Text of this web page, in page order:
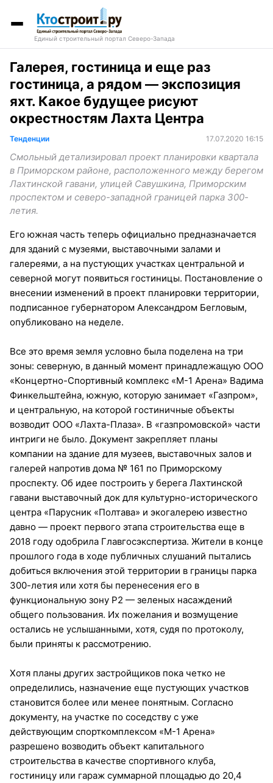
Единый строительный портал Северо-Запада
Галерея, гостиница и еще раз
гостиница, а рядом — экспозиция
яхт. Какое будущее рисуют
окрестностям Лахта Центра
Тенденции 17.07.2020 16:15
Смольный детализировал проект планировки квартала
в Приморском районе, расположенного между берегом
Лахтинской гавани, улицей Савушкина, Приморским
проспектом и северо-западной границей парка 300-
летия.
Его южная часть теперь официально предназначается
для зданий с музеями, выставочными залами и
галереями, а на пустующих участках центральной и
северной могут появиться гостиницы. Постановление о
внесении изменений в проект планировки территории,
подписанное губернатором Александром Бегловым,
опубликовано на неделе.
Все это время земля условно была поделена на три
зоны: северную, в данный момент принадлежащую ООО
«Концертно-Спортивный комплекс «М-1 Арена» Вадима
Финкельштейна, южную, которую занимает «Газпром»,
и центральную, на которой гостиничные объекты
возводит ООО «Лахта-Плаза». В «газпромовской» части
интриги не было. Документ закрепляет планы
компании на здание для музеев, выставочных залов и
галерей напротив дома № 161 по Приморскому
проспекту. Об идее построить у берега Лахтинской
гавани выставочный док для культурно-исторического
центра «Парусник «Полтава» и экогалерею известно
давно — проект первого этапа строительства еще в
2018 году одобрила Главгосэкспертиза. Жители в конце
прошлого года в ходе публичных слушаний пытались
добиться включения этой территории в границы парка
300-летия или хотя бы перенесения его в
функциональную зону Р2 — зеленых насаждений
общего пользования. Их пожелания и возмущение
остались не услышанными, хотя, судя по протоколу,
были приняты к рассмотрению.
Хотя планы других застройщиков пока четко не
определились, назначение еще пустующих участков
становится более или менее понятным. Согласно
документу, на участке по соседству с уже
действующим спорткомплексом «М-1 Арена»
разрешено возводить объект капитального
строительства в качестве спортивного клуба,
гостиницу или гараж суммарной площадью до 20,4